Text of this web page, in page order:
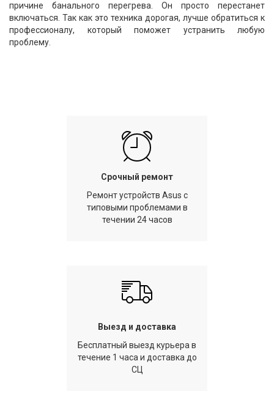
причине банального перегрева. Он просто перестанет
включаться. Так как это техника дорогая, лучше обратиться к
профессионалу, который поможет устранить любую
проблему.
Срочный ремонт
Ремонт устройств Asus с
типовыми проблемами в
течении 24 часов
Выезд и доставка
Бесплатный выезд курьера в
течение 1 часа и доставка до
СЦ